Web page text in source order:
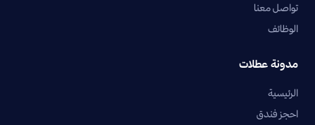
تواصل معنا
الوظائف
مدونة عطلات
الرئيسية
احجز فندق